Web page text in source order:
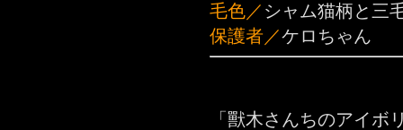
毛色／ シャム猫柄と三
保護者／ケロちゃん
「獸木さんちのアイボ